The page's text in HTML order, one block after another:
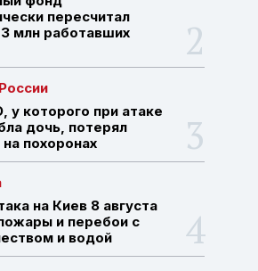
пересчитал
млн работавших
у которого при атаке
дочь, потерял
на похоронах
на Киев 8 августа
и перебои с
и водой